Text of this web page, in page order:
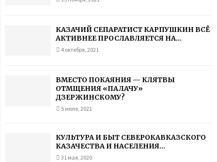
КАЗАЧИЙ СЕПАРАТИСТ КАРПУШКИН ВСЁ
АКТИВНЕЕ ПРОСЛАВЛЯЕТСЯ НА...
4 октября, 2021
ВМЕСТО ПОКАЯНИЯ — КЛЯТВЫ
ОТМЩЕНИЯ «ПАЛАЧУ»
ДЗЕРЖИНСКОМУ?
5 июля, 2021
КУЛЬТУРА И БЫТ СЕВЕРОКАВКАЗСКОГО
КАЗАЧЕСТВА И НАСЕЛЕНИЯ...
31 мая, 2020